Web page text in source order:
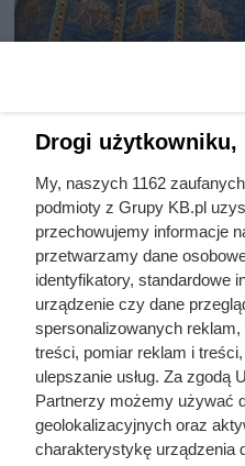
przerażeniem.
musiała zrobić
życiu
Drogi użytkowniku,
My, naszych 1162
podmioty z Grupy KB.pl
przechowujemy informacje
przetwarzamy dane
identyfikatory, standardowe
urządzenie czy dane
spersonalizowanych
treści, pomiar reklam i
ulepszanie usług. Za zgodą
Partnerzy możemy używać
geolokalizacyjnych oraz
charakterystykę urządzenia